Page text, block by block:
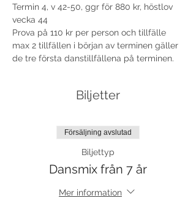
Termin 4, v 42-50, ggr för 880 kr, höstlov
vecka 44
Prova på 110 kr per person och tillfälle
max 2 tillfällen i början av terminen gäller
de tre första danstillfällena på terminen.
Biljetter
Försäljning avslutad
Biljettyp
Dansmix från 7 år
Mer information